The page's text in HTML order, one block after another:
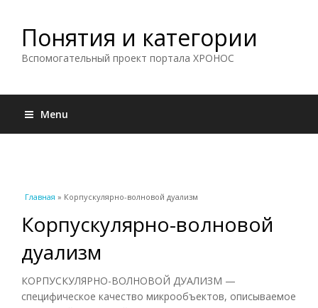
Понятия и категории
Вспомогательный проект портала ХРОНОС
Menu
Вы здесь
Главная » Корпускулярно-волновой дуализм
Корпускулярно-волновой
дуализм
КОРПУСКУЛЯРНО-ВОЛНОВОЙ ДУАЛИЗМ —
специфическое качество микрообъектов, описываемое